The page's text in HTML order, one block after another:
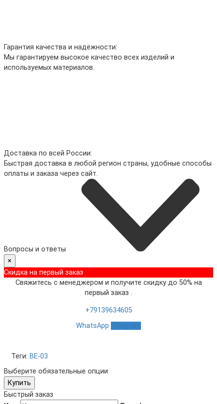
Гарантия качества и надёжности:
Мы гарантируем высокое качество всех изделий и
используемых материалов.
Доставка по всей России:
Быстрая доставка в любой регион страны, удобные способы
оплаты и заказа через сайт.
Вопросы и ответы
×
Скидка на первый заказ
Свяжитесь с менеджером и получите скидку до 50% на
первый заказ .
+79139634605
WhatsApp
Теги: BE-03
Выберите обязательные опции
Купить
Быстрый заказ